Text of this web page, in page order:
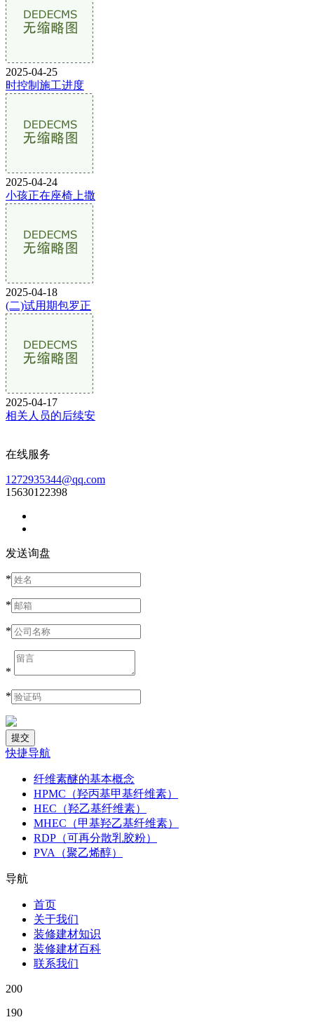
2025-04-25
时控制施工进度
2025-04-24
小孩正在座椅上撒
2025-04-18
(二)试用期包罗正
2025-04-17
相关人员的后续安
在线服务
1272935344@qq.com
15630122398
发送询盘
*
*
*
*
*
快捷导航
纤维素醚的基本概念
HPMC（羟丙基甲基纤维素）
HEC（羟乙基纤维素）
MHEC（甲基羟乙基纤维素）
RDP（可再分散乳胶粉）
PVA（聚乙烯醇）
导航
首页
关于我们
装修建材知识
装修建材百科
联系我们
200
190